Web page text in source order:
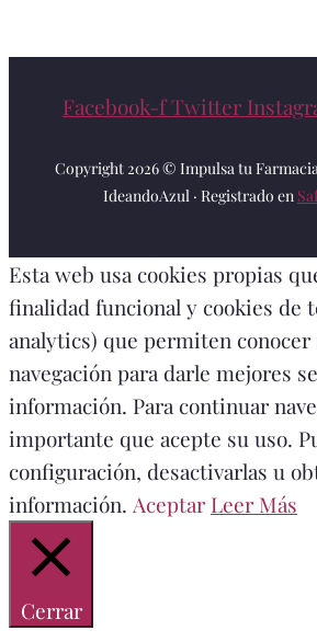
Facebook-fTwitter
Copyright 2026 © Impulsa tu Farmacia
IdeandoAzul · Registrado en
Esta web usa cookies propias
finalidad funcional y cookies de
analytics) que permiten conocer
navegación para darle mejores
información. Para continuar
importante que acepte su uso.
configuración, desactivarlas u
información. Aceptar Leer Más
Cerrar